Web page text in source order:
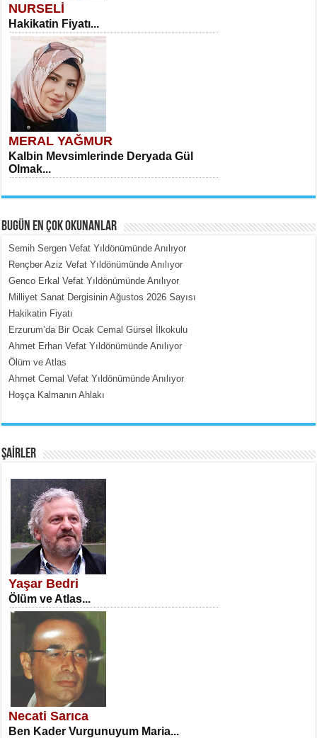
NURSELİ
Hakikatin Fiyatı...
MERAL YAĞMUR
Kalbin Mevsimlerinde Deryada Gül
Olmak...
MEHMET ÇOBAN
İçerdeki Put Dışardaki Maskeler...
SATILMIŞ ÜMİT ÇETİNKAYA
Erkenlik...
NECLA DİLEK ARSLAN
Öğretmenler Günü Mahkemesi...
BUGÜN EN ÇOK OKUNANLAR
Semih Sergen Vefat Yıldönümünde Anılıyor
Rençber Aziz Vefat Yıldönümünde Anılıyor
Genco Erkal Vefat Yıldönümünde Anılıyor
Milliyet Sanat Dergisinin Ağustos 2026 Sayısı
Hakikatin Fiyatı
Erzurum’da Bir Ocak Cemal Gürsel İlkokulu
Ahmet Erhan Vefat Yıldönümünde Anılıyor
Ölüm ve Atlas
Ahmet Cemal Vefat Yıldönümünde Anılıyor
Hoşça Kalmanın Ahlakı
ŞAİRLER
Yaşar Bedri
Ölüm ve Atlas...
Necati Sarıca
Ben Kader Vurgunuyum Maria...